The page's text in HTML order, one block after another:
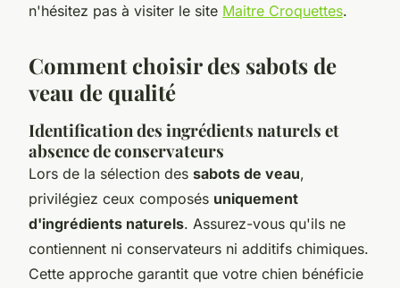
n'hésitez pas à visiter le site Maitre Croquettes.
Comment choisir des sabots de
veau de qualité
Identification des ingrédients naturels et
absence de conservateurs
Lors de la sélection des sabots de veau,
privilégiez ceux composés uniquement
d'ingrédients naturels. Assurez-vous qu'ils ne
contiennent ni conservateurs ni additifs chimiques.
Cette approche garantit que votre chien bénéficie